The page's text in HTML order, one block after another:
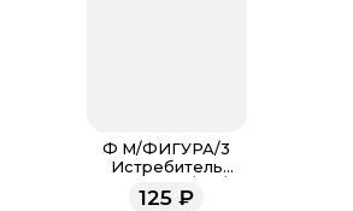
Ф М/ФИГУРА/3
Истребитель
милитари /FM/
125 ₽